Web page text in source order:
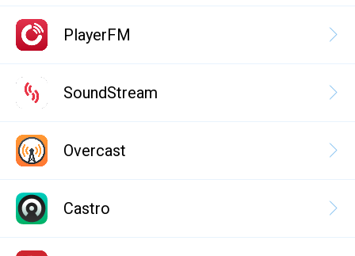
PlayerFM
SoundStream
Overcast
Castro